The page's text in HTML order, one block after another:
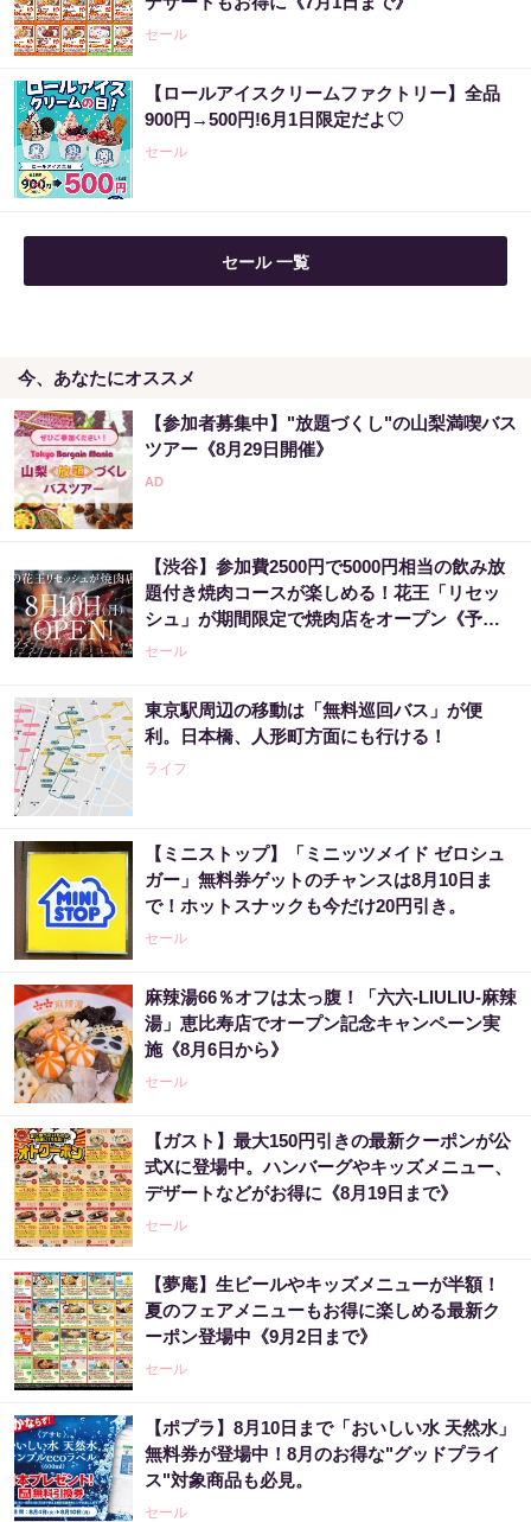
セール
【ロールアイスクリームファクトリー】全品
900円→500円!6月1日限定だよ♡
セール
セール 一覧
今、あなたにオススメ
【参加者募集中】"放題づくし"の山梨満喫バス
ツアー《8月29日開催》
【渋谷】参加費2500円で5000円相当の飲み放
題付き焼肉コースが楽しめる！花王「リセッ
シュ」が期間限定で焼肉店をオープン《予約
受付中》
セール
東京駅周辺の移動は「無料巡回バス」が便
利。日本橋、人形町方面にも行ける！
ライフ
【ミニストップ】「ミニッツメイド ゼロシュ
ガー」無料券ゲットのチャンスは8月10日ま
で！ホットスナックも今だけ20円引き。
セール
麻辣湯66％オフは太っ腹！「六六-LIULIU-麻辣
湯」恵比寿店でオープン記念キャンペーン実
施《8月6日から》
セール
【ガスト】最大150円引きの最新クーポンが公
式Xに登場中。ハンバーグやキッズメニュー、
デザートなどがお得に《8月19日まで》
セール
【夢庵】生ビールやキッズメニューが半額！
夏のフェアメニューもお得に楽しめる最新ク
ーポン登場中《9月2日まで》
セール
【ポプラ】8月10日まで「おいしい水 天然水」
無料券が登場中！8月のお得な"グッドプライ
ス"対象商品も必見。
セール